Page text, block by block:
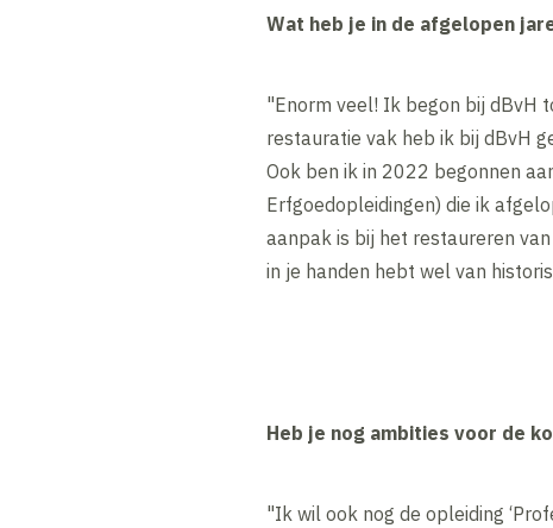
Wat heb je in de afgelopen
"Enorm veel! Ik begon bij dBvH
restauratie vak heb ik bij dBvH
Ook ben ik in 2022 begonnen
Erfgoedopleidingen) die ik
aanpak is bij het restaureren
in je handen hebt wel van
Heb je nog ambities voor de
"Ik wil ook nog de opleiding